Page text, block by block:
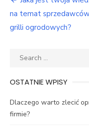
wpisu
na temat sprzedawców
grilli ogrodowych?
Search
OSTATNIE WPISY
Dlaczego warto zlecić
firmie?